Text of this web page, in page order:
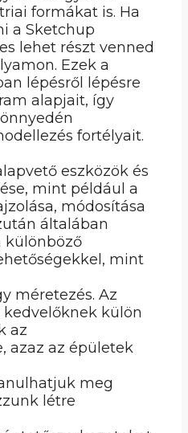
formákat is. Ha
a Sketchup
lehet részt venned
Ezek a
lépésről lépésre
alapjait, így
fortélyait.
eszközök és
mint például a
módosítása
általában
különböző
mint
méretezés. Az
külön
az
azaz az épületek
meg
létre